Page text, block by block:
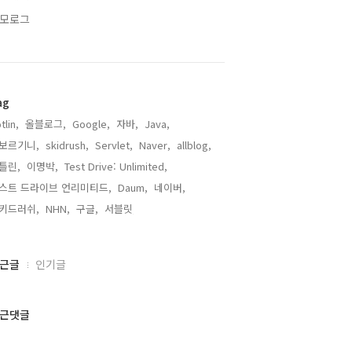
로그
올블로그, Google, 자바, Java,
르기니, skidrush, Servlet, Naver, allblog,
린, 이명박, Test Drive: Unlimited,
트 드라이브 언리미티드, Daum, 네이버,
드러쉬, NHN, 구글, 서블릿,
글 인기글
댓글